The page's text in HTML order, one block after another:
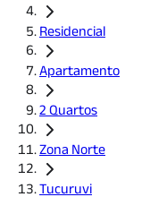
Residencial
Apartamento
2 Quartos
Zona Norte
Tucuruvi